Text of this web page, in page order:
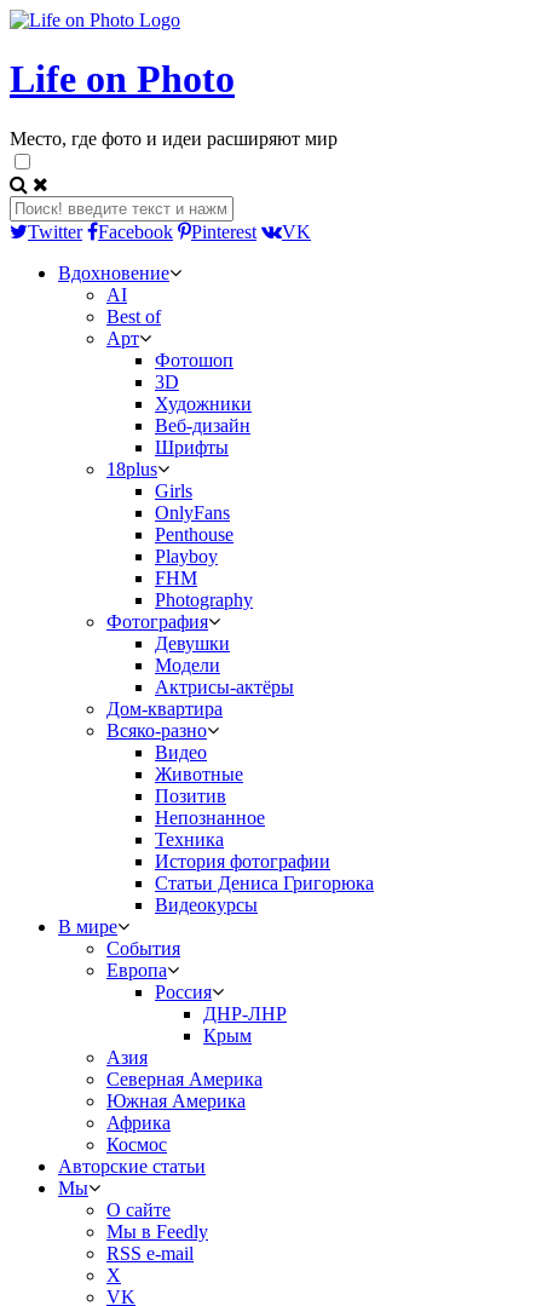
Life on Photo
Место, где фото и идеи расширяют мир
Twitter Facebook Pinterest
VK
Вдохновение
AI
Best of
Арт
Фотошоп
3D
Художники
Веб-дизайн
Шрифты
18plus
Girls
OnlyFans
Penthouse
Playboy
FHM
Photography
Фотография
Девушки
Модели
Актрисы-актёры
Дом-квартира
Всяко-разно
Видео
Животные
Позитив
Непознанное
Техника
История фотографии
Статьи Дениса Григорюка
Видеокурсы
В мире
События
Европа
Россия
ДНР-ЛНР
Крым
Азия
Северная Америка
Южная Америка
Африка
Космос
Авторские статьи
Мы
О сайте
Мы в Feedly
RSS e-mail
X
VK